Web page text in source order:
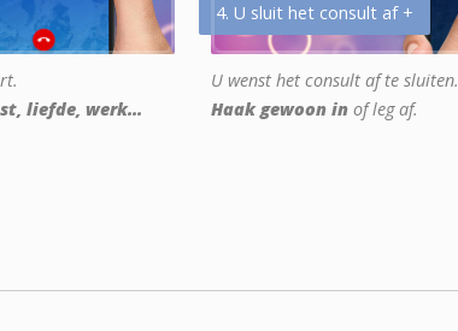
liefde, werk...
4. U sluit het consult af +
U wenst het consult af te sluiten.
Haak gewoon in of leg af.